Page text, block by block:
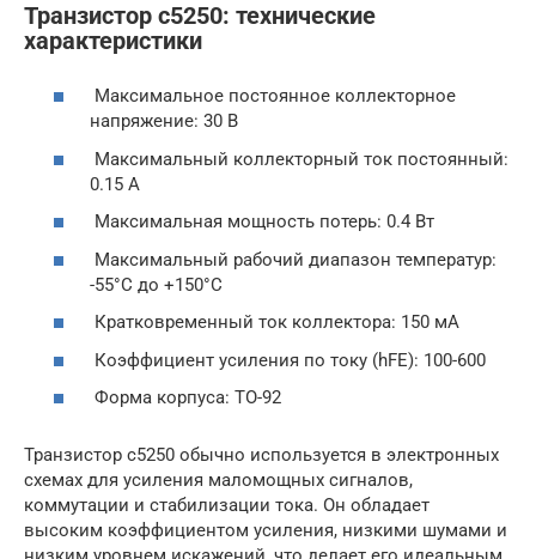
Транзистор c5250: технические
характеристики
Максимальное постоянное коллекторное
напряжение: 30 В
Максимальный коллекторный ток постоянный:
0.15 А
Максимальная мощность потерь: 0.4 Вт
Максимальный рабочий диапазон температур:
-55°C до +150°C
Кратковременный ток коллектора: 150 мА
Коэффициент усиления по току (hFE): 100-600
Форма корпуса: TO-92
Транзистор c5250 обычно используется в электронных
схемах для усиления маломощных сигналов,
коммутации и стабилизации тока. Он обладает
высоким коэффициентом усиления, низкими шумами и